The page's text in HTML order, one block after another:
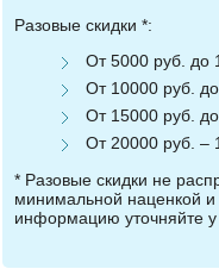
Разовые скидки *:
От 5000 руб. до
От 10000 руб.
От 15000 руб.
От 20000 руб. –
* Разовые скидки не
минимальной наценкой и
информацию уточняйте